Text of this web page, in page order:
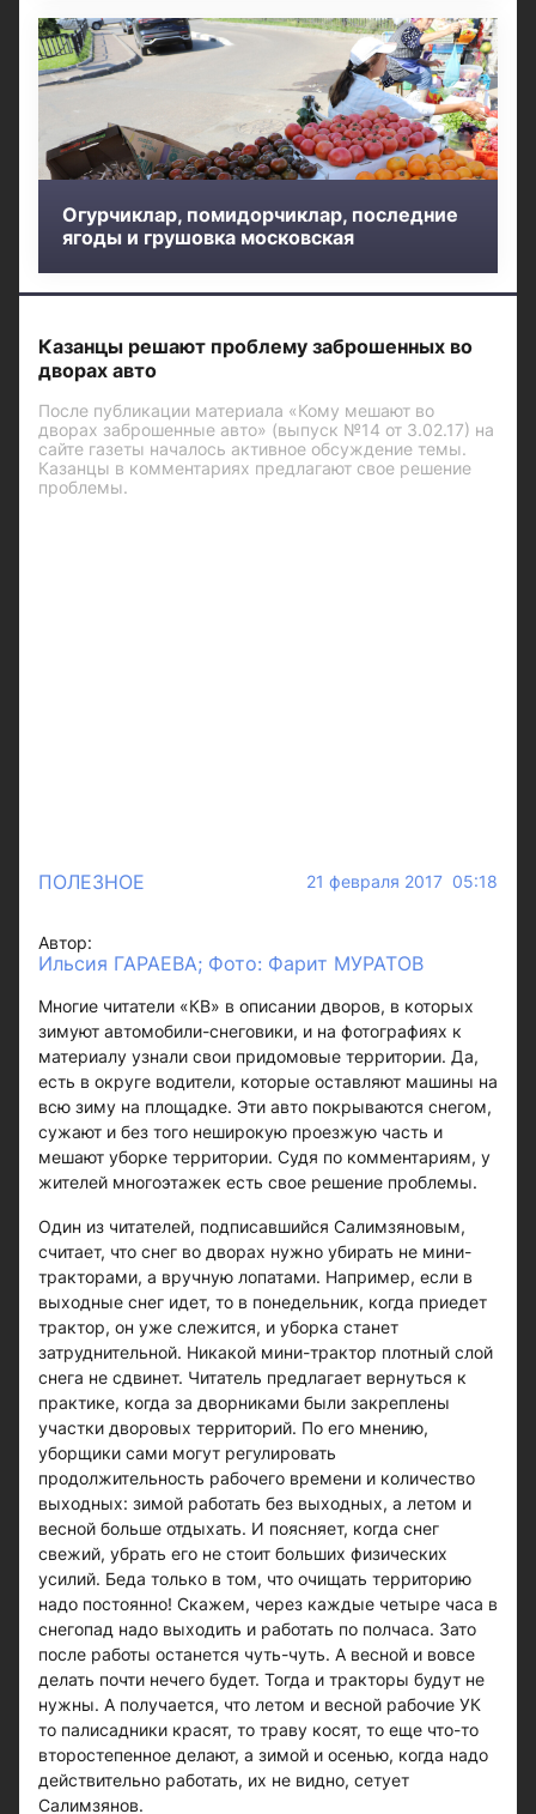
Огурчиклар, помидорчиклар, последние
ягоды и грушовка московская
Казанцы решают проблему заброшенных во
дворах авто
После публикации материала «Кому мешают во
дворах заброшенные авто» (выпуск №14 от 3.02.17) на
сайте газеты началось активное обсуждение темы.
Казанцы в комментариях предлагают свое решение
проблемы.
ПОЛЕЗНОЕ 21 февраля 2017 05:18
Автор:
Ильсия ГАРАЕВА; Фото: Фарит МУРАТОВ
Многие читатели «КВ» в описании дворов, в которых
зимуют автомобили-снеговики, и на фотографиях к
материалу узнали свои придомовые территории. Да,
есть в округе водители, которые оставляют машины на
всю зиму на площадке. Эти авто покрываются снегом,
сужают и без того неширокую проезжую часть и
мешают уборке территории. Судя по комментариям, у
жителей многоэтажек есть свое решение проблемы.
Один из читателей, подписавшийся Салимзяновым,
считает, что снег во дворах нужно убирать не мини-
тракторами, а вручную лопатами. Например, если в
выходные снег идет, то в понедельник, когда приедет
трактор, он уже слежится, и уборка станет
затруднительной. Никакой мини-трактор плотный слой
снега не сдвинет. Читатель предлагает вернуться к
практике, когда за дворниками были закреплены
участки дворовых территорий. По его мнению,
уборщики сами могут регулировать
продолжительность рабочего времени и количество
выходных: зимой работать без выходных, а летом и
весной больше отдыхать. И поясняет, когда снег
свежий, убрать его не стоит больших физических
усилий. Беда только в том, что очищать территорию
надо постоянно! Скажем, через каждые четыре часа в
снегопад надо выходить и работать по полчаса. Зато
после работы останется чуть-чуть. А весной и вовсе
делать почти нечего будет. Тогда и тракторы будут не
нужны. А получается, что летом и весной рабочие УК
то палисадники красят, то траву косят, то еще что-то
второстепенное делают, а зимой и осенью, когда надо
действительно работать, их не видно, сетует
Салимзянов.